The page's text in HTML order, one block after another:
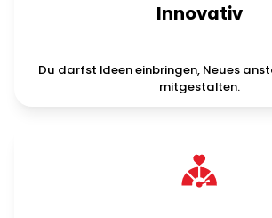
Innovativ
Du darfst Ideen einbringen, Neues
mitgestalten.